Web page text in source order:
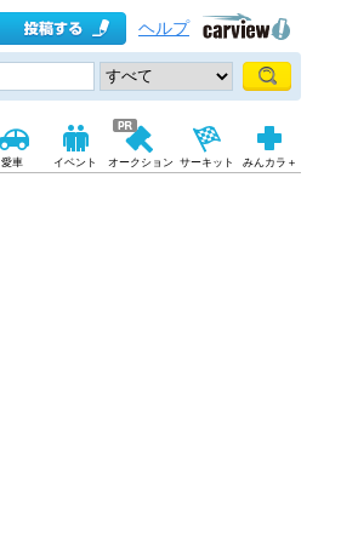
ヘルプ
愛車 イベント オークション サーキット みんカラ＋